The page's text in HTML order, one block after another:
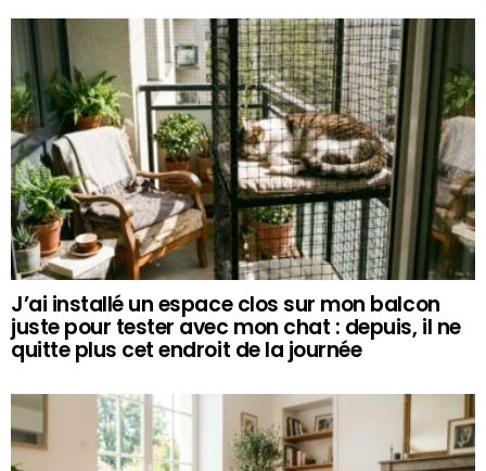
J’ai installé un espace clos sur mon balcon
juste pour tester avec mon chat : depuis, il ne
quitte plus cet endroit de la journée